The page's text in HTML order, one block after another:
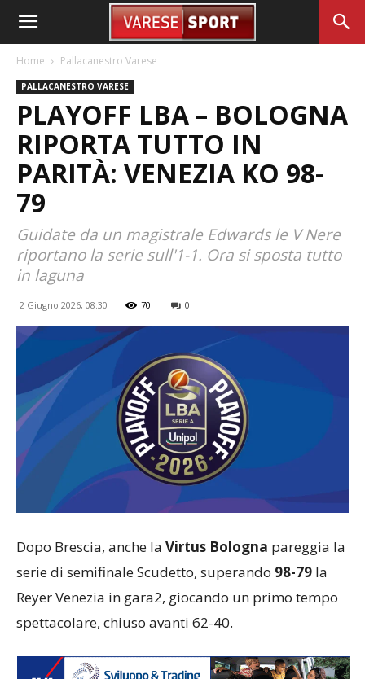
Home Pallacanestro Varese
PALLACANESTRO VARESE
PLAYOFF LBA – BOLOGNA
RIPORTA TUTTO IN
PARITÀ: VENEZIA KO 98-
79
Guidate da un magistrale Edwards le V Nere
riportano la serie sull'1-1. Ora si sposta tutto
in laguna
2 Giugno 2026, 08:30 70 0
Dopo Brescia, anche la Virtus Bologna pareggia la
serie di semifinale Scudetto, superando 98-79 la
Reyer Venezia in gara2, giocando un primo tempo
spettacolare, chiuso avanti 62-40.